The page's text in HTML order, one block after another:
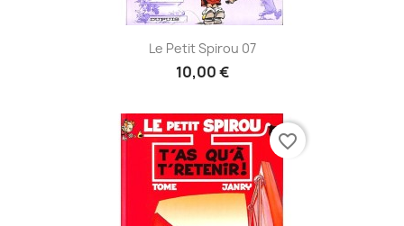
Le Petit Spirou 07
10,00 €
favorite_border